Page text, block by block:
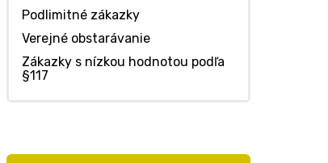
Podlimitné zákazky
Verejné obstarávanie
Zákazky s nízkou hodnotou podľa
§117